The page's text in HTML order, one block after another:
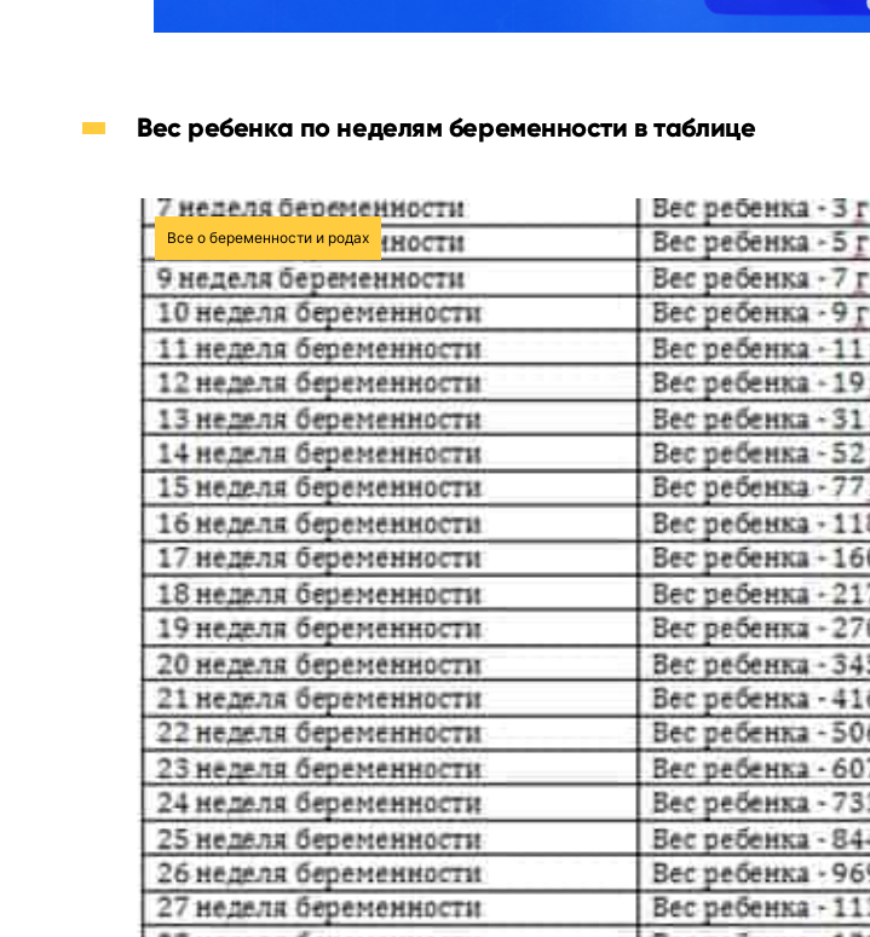
Вес ребенка по неделям беременности в таблице
Все о беременности и родах